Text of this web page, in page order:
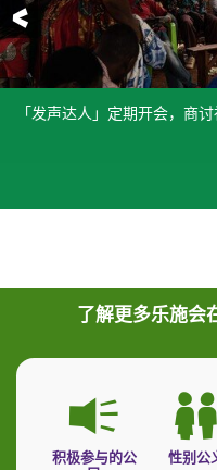
前一页
「发声达人」定期开会，商讨
Joseph作引子后，站在一旁
Jessica Johnson说：「我希
Josephine Ntimba说：「旱
位于Rubanga的一间中学，
虽然一幢小小的新平房校舍
旧课室的黑板上有很多大大
Amos William Sentabo 村校
「我的梦想是助人自助，我
了解更多乐施会
积极参与的公
性别公